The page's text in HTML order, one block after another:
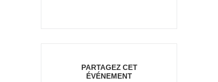
PARTAGEZ CET
ÉVÉNEMENT